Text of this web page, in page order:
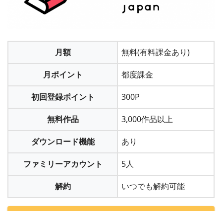
月額コース登録もしくはポイントを購入する
「月額コース登録」ならクレジット決済かキャリア決済。
「ポイントを購入」ならそれに加えて「楽天ペイ」
「WebMoney」「LINE Pay」「Apple Pay」「Amazon Pay」
「atone(翌月コンビニ払い)」も利用できます。
月額 無料(有料課金あり)
月ポイント 都度課金
初回登録ポイント 300P
無料作品 3,000作品以上
ダウンロード機能 あり
ファミリーアカウント 5人
解約 いつでも解約可能